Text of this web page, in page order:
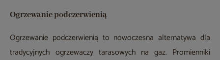
Ogrzewanie podczerwienią
Ogrzewanie podczerwienią to nowoczesna alternatywa dla
tradycyjnych ogrzewaczy tarasowych na gaz. Promienniki